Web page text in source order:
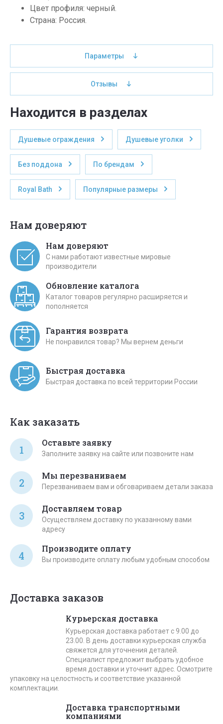
Цвет профиля: черный.
Страна: Россия.
Параметры
Отзывы
Находится в разделах
Душевые ограждения Душевые уголки
Без поддона По брендам
Royal Bath Популярные размеры
Нам доверяют
Нам доверяют
С нами работают известные мировые
производители
Обновление каталога
Каталог товаров регулярно расширяется и
пополняется
Гарантия возврата
Не понравился товар? Мы вернем деньги
Быстрая доставка
Быстрая доставка по всей территории России
Как заказать
1
Оставьте заявку
Заполните заявку на сайте или позвоните нам
2
Мы перезваниваем
Перезваниваем вам и обговариваем детали заказа
3
Доставляем товар
Осуществляем доставку по указанному вами
адресу
4
Производите оплату
Вы производите оплату любым удобным способом
Доставка заказов
Курьерская доставка
Курьерская доставка работает с 9.00 до
23.00. В день доставки курьерская служба
свяжется для уточнения деталей.
Специалист предложит выбрать удобное
время доставки и уточнит адрес. Осмотрите
упаковку на целостность и соответствие указанной
комплектации.
Доставка транспортными
компаниями